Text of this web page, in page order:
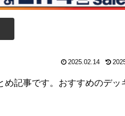
2025.02.14
記事です。おすすめのデッ